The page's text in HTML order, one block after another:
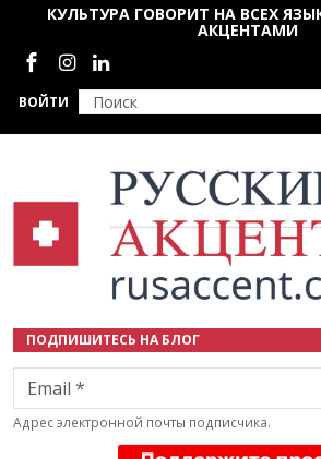
Перейти к основному содержанию
ВОЙТИ
КУЛЬТУРА ГОВОРИТ НА ВСЕХ
АКЦЕНТАМИ
Социальные сети
ПОДПИШИТЕСЬ НА БЛОГ
Email
Адрес электронной почты подписчика.